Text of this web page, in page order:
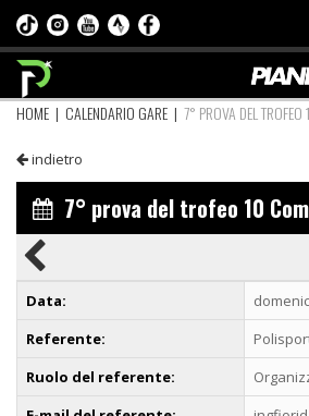
HOME | CALENDARIO GARE | 7° PROVA DEL
indietro
7° prova del trofeo 10
Data:
Referente:
Ruolo del referente: